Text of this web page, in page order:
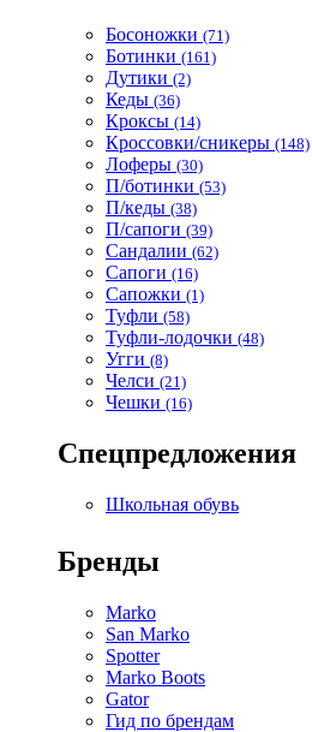
Босоножки (71)
Ботинки (161)
Дутики (2)
Кеды (36)
Кроксы (14)
Кроссовки/сникеры (148)
Лоферы (30)
П/ботинки (53)
П/кеды (38)
П/сапоги (39)
Сандалии (62)
Сапоги (16)
Сапожки (1)
Туфли (58)
Туфли-лодочки (48)
Угги (8)
Челси (21)
Чешки (16)
Спецпредложения
Школьная обувь
Бренды
Marko
San Marko
Spotter
Marko Boots
Gator
Гид по брендам